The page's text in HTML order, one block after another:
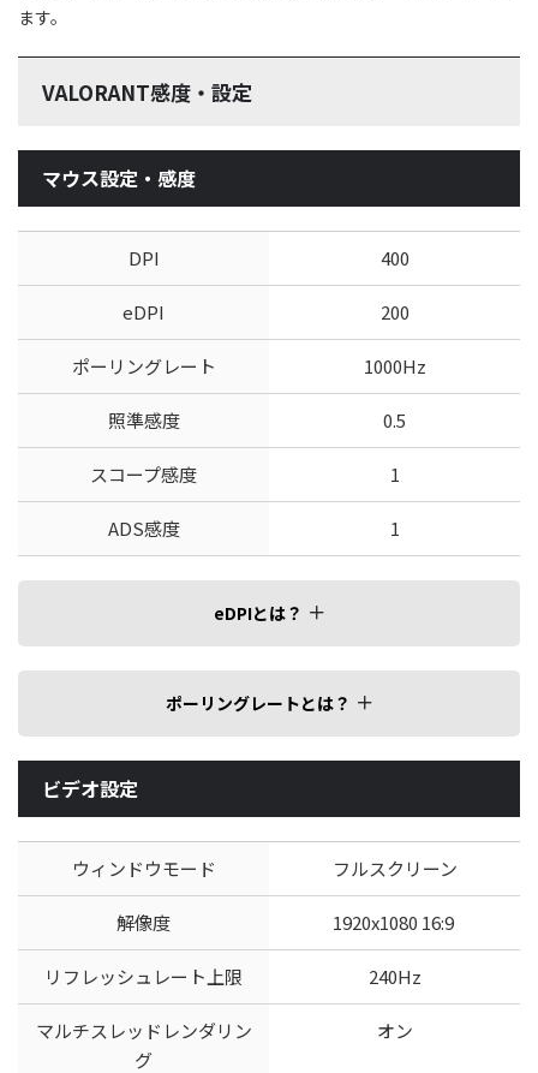
ます。
VALORANT感度・設定
マウス設定・感度
DPI 400
eDPI 200
ポーリングレート 1000Hz
照準感度 0.5
スコープ感度 1
ADS感度 1
eDPIとは？
ポーリングレートとは？
ビデオ設定
ウィンドウモード フルスクリーン
解像度 1920x1080 16:9
リフレッシュレート上限 240Hz
マルチスレッドレンダリン
グ
オン